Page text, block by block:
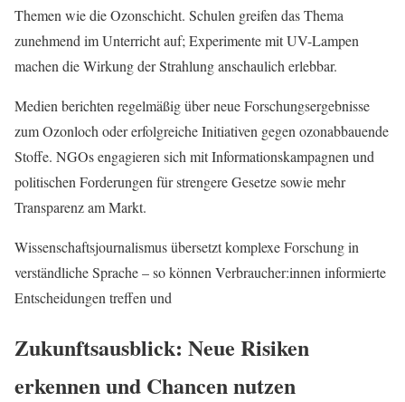
Themen wie die Ozonschicht. Schulen greifen das Thema
zunehmend im Unterricht auf; Experimente mit UV-Lampen
machen die Wirkung der Strahlung anschaulich erlebbar.
Medien berichten regelmäßig über neue Forschungsergebnisse
zum Ozonloch oder erfolgreiche Initiativen gegen ozonabbauende
Stoffe. NGOs engagieren sich mit Informationskampagnen und
politischen Forderungen für strengere Gesetze sowie mehr
Transparenz am Markt.
Wissenschaftsjournalismus übersetzt komplexe Forschung in
verständliche Sprache – so können Verbraucher:innen informierte
Entscheidungen treffen und
Zukunftsausblick: Neue Risiken
erkennen und Chancen nutzen